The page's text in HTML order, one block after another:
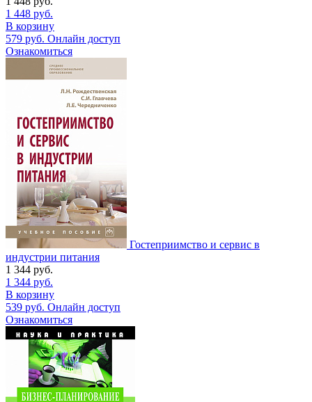
1 448 руб.
В корзину
579 руб. Онлайн доступ
Ознакомиться
Гостеприимство и сервис в
индустрии питания
1 344 руб.
1 344 руб.
В корзину
539 руб. Онлайн доступ
Ознакомиться